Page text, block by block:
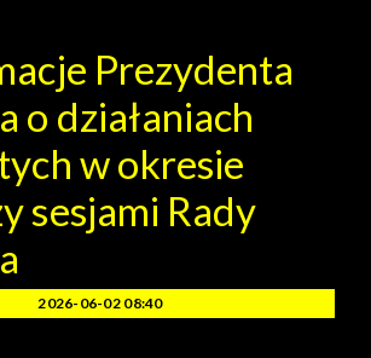
Prezydenta
o działaniach
w okresie
sesjami Rady
2026-06-02 08:40